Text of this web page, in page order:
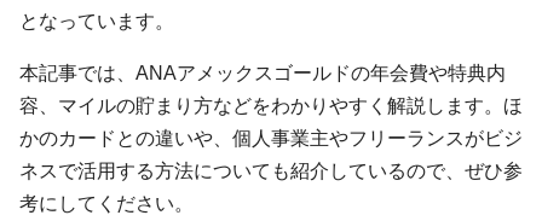
となっています。
本記事では、ANAアメックスゴールドの年会費や特典内
容、マイルの貯まり方などをわかりやすく解説します。ほ
かのカードとの違いや、個人事業主やフリーランスがビジ
ネスで活用する方法についても紹介しているので、ぜひ参
考にしてください。